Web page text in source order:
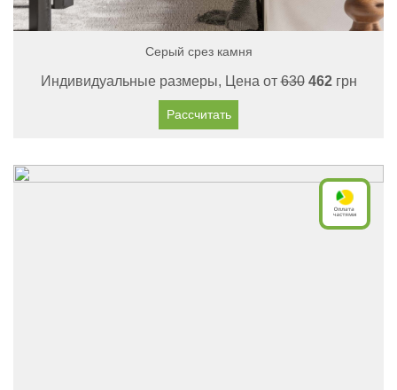
Серый срез камня
Индивидуальные размеры, Цена от630 462грн
Рассчитать